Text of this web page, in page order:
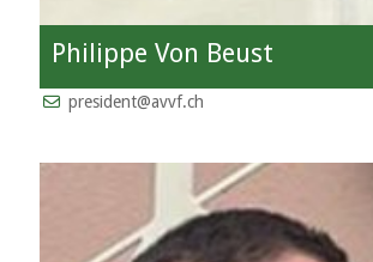
Philippe Von Beust
president@avvf.ch